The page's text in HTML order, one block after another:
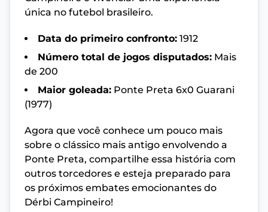
única no futebol brasileiro.
Data do primeiro confronto: 1912
Número total de jogos disputados: Mais
de 200
Maior goleada: Ponte Preta 6x0 Guarani
(1977)
Agora que você conhece um pouco mais
sobre o clássico mais antigo envolvendo a
Ponte Preta, compartilhe essa história com
outros torcedores e esteja preparado para
os próximos embates emocionantes do
Dérbi Campineiro!